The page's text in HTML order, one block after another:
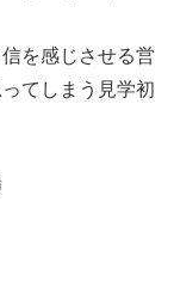
を感じさせる営
てしまう見学初